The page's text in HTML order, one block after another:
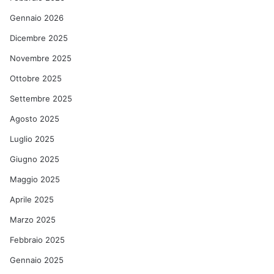
Gennaio 2026
Dicembre 2025
Novembre 2025
Ottobre 2025
Settembre 2025
Agosto 2025
Luglio 2025
Giugno 2025
Maggio 2025
Aprile 2025
Marzo 2025
Febbraio 2025
Gennaio 2025